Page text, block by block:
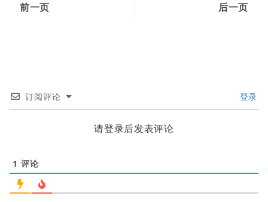
前一页 后一页
订阅评论 登录
请登录后发表评论
1 评论